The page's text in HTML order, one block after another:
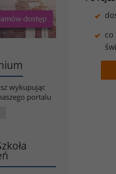
wykupując
portalu
co